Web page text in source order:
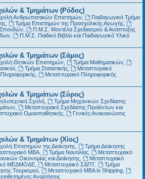
& Τμημάτων (Ρόδος)
Ανθρωπιστικών Επιστημών
Παιδαγωγικό Τμήμα
Τμήμα Επιστημών της Προσχολικής Αγωγής,
Π.Μ.Σ. Μοντέλα Σχεδιασμού & Ανάπτυξης
Π.Μ.Σ. Παιδικό Βιβλίο και Παιδαγωγικό Υλικό
& Τμημάτων (Σάμος)
Θετικών Επιστημών Τμήμα Μαθηματικών
Τμήμα Στατιστικής,
Μεταπτυχιακό
,
Μεταπτυχιακό Πληροφορικής
& Τμημάτων (Σύρος)
Σχολή,
Τμήμα Μηχανικών Σχεδίασης
Μεταπτυχιακό Σχεδίασης Προϊόντων και
Ομοιοπαθητικής,
Γενικές Ανακοινώσεις
& Τμημάτων (Χίος)
Επιστημών της Διοίκησης,
Τμήμα Διοίκησης
MBA, Τμήμα Ναυτιλίας,
Μεταπτυχιακό
Οικονομίας και Διοίκησης,
Μεταπτυχιακό
ΜΕΔΜΟΔΕ, Μεταπτυχιακό ΣΔΠΤ,
Τμήμα
Τουρισμού
Μεταπτυχιακό MBA in Shipping,
Αναρτήσεις